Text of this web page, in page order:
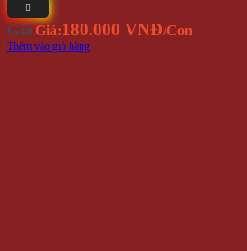
Giá Giá:180.000 VNĐ/Con
Thêm vào giỏ hàng